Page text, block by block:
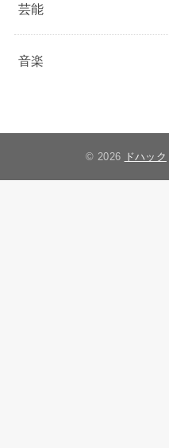
芸能
音楽
© 2026 ドハック